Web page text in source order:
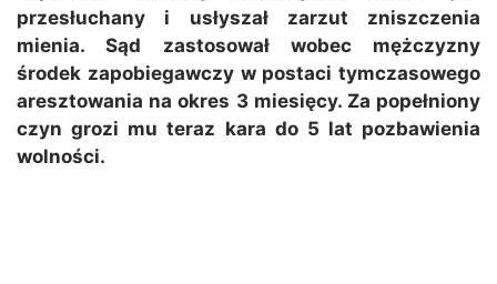
przesłuchany i usłyszał zarzut zniszczenia
mienia. Sąd zastosował wobec mężczyzny
środek zapobiegawczy w postaci tymczasowego
aresztowania na okres 3 miesięcy. Za popełniony
czyn grozi mu teraz kara do 5 lat pozbawienia
wolności.